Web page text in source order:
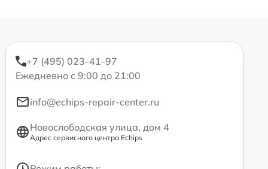
+7 (495) 023-41-97
Ежедневно с 9:00 до 21:00
info@echips-repair-center.ru
Новослободская улица, дом 4
Адрес сервисного центра Echips